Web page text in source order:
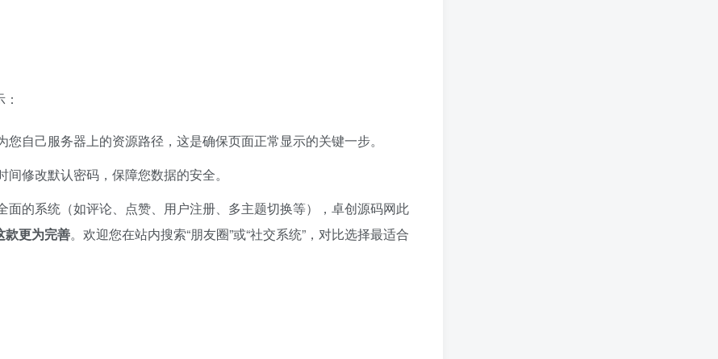
您自己服务器上的资源路径，这是确保页面正常显示的关键一步。
间修改默认密码，保障您数据的安全。
面的系统（如评论、点赞、用户注册、多主题切换等），卓创源码网此
款更为完善。欢迎您在站内搜索“朋友圈”或“社交系统”，对比选择最适合